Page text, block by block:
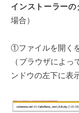
インストーラー
場合）
①ファイルを開く
（ブラウザによ
ンドウの左下に表